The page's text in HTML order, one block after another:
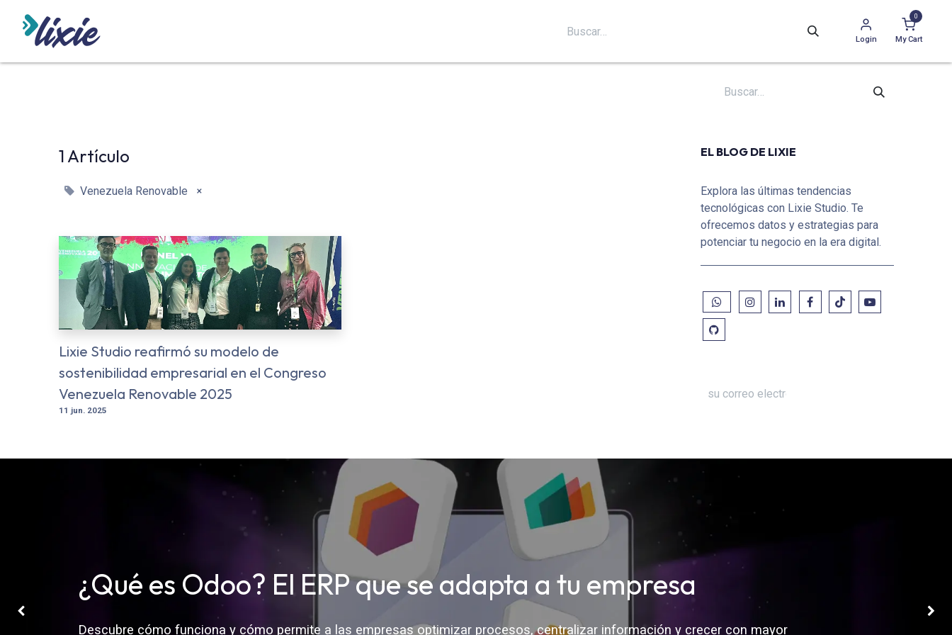
Login
0
My Cart
1 Artículo
Venezuela Renovable ×
Lixie Studio reafirmó su modelo de
sostenibilidad empresarial en el Congreso
Venezuela Renovable 2025
11 jun. 2025
EL BLOG DE LIXIE
Explora las últimas tendencias
tecnológicas con Lixie Studio. Te
ofrecemos datos y estrategias para
potenciar tu negocio en la era digital.
¿Qué es Odoo? El ERP que se adapta a tu empresa
Descubre cómo funciona y cómo permite a las empresas optimizar procesos, centralizar información y crecer con mayor
Previous